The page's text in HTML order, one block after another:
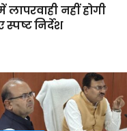
नहीं होगी
स्पष्ट निर्देश